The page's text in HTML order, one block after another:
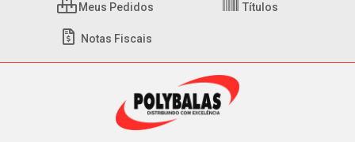
Meus Pedidos Títulos
Notas Fiscais